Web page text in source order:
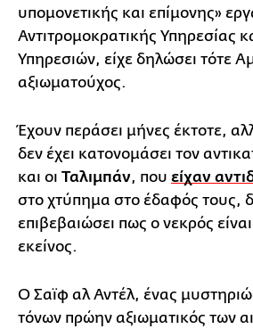
υπομονετικής και επίμονης»
Αντιτρομοκρατικής Υπηρεσίας
Υπηρεσιών, είχε δηλώσει τότε
αξιωματούχος.
Έχουν περάσει μήνες έκτοτε,
δεν έχει κατονομάσει τον
και οι Ταλιμπάν, που είχαν
στο χτύπημα στο έδαφός τους,
επιβεβαιώσει πως ο νεκρός
εκείνος.
Ο Σαϊφ αλ Αντέλ, ένας
τόνων πρώην αξιωματικός των